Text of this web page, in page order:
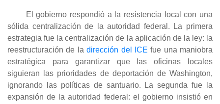
El gobierno respondió a la resistencia local con una
sólida centralización de la autoridad federal. La primera
estrategia fue la centralización de la aplicación de la ley: la
reestructuración de ladirección del ICE fue una maniobra
estratégica para garantizar que las oficinas locales
siguieran las prioridades de deportación de Washington,
ignorando las políticas de santuario. La segunda fue la
expansión de la autoridad federal: el gobierno insistió en